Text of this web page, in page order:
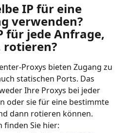
IP für eine
verwenden?
für jede Anfrage,
rotieren?
Proxys bieten Zugang zu
statischen Ports. Das
Ihre Proxys bei jeder
oder sie für eine bestimmte
dann rotieren können.
Sie hier: